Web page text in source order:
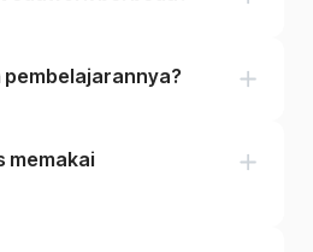
memakai